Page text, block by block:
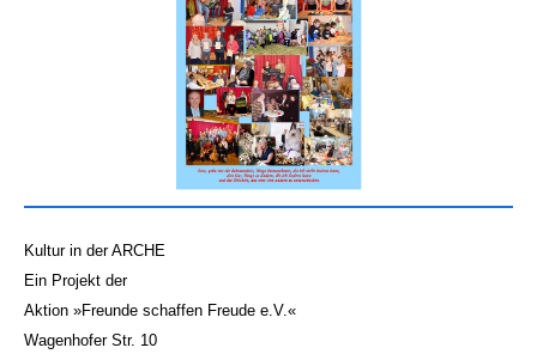
Kultur in der ARCHE
Ein Projekt der
Aktion »Freunde schaffen Freude e.V.«
Wagenhofer Str. 10